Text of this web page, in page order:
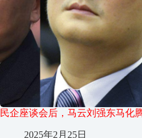
民企座谈会后，马云刘强东马化
2025年2月25日